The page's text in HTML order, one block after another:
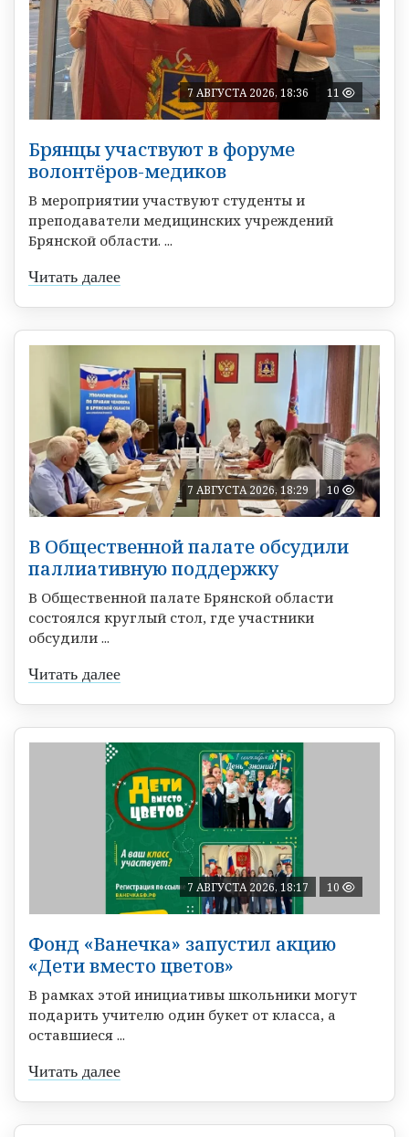
7 АВГУСТА 2026, 18:36 11
Брянцы участвуют в форуме
волонтёров-медиков
В мероприятии участвуют студенты и
преподаватели медицинских учреждений
Брянской области. ...
Читать далее
7 АВГУСТА 2026, 18:29 10
В Общественной палате обсудили
паллиативную поддержку
В Общественной палате Брянской области
состоялся круглый стол, где участники
обсудили ...
Читать далее
7 АВГУСТА 2026, 18:17 10
Фонд «Ванечка» запустил акцию
«Дети вместо цветов»
В рамках этой инициативы школьники могут
подарить учителю один букет от класса, а
оставшиеся ...
Читать далее